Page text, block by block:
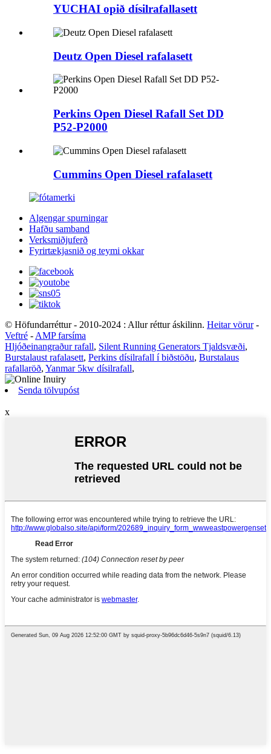
YUCHAI opið dísilrafallasett
Deutz Open Diesel rafalasett
Perkins Open Diesel Rafall Set DD
P52-P2000
Cummins Open Diesel rafalasett
Algengar spurningar
Hafðu samband
Verksmiðjuferð
Fyrirtækjasnið og teymi okkar
© Höfundarréttur - 2010-2024 : Allur réttur áskilinn. Heitar vörur-
Veftré - AMP farsíma
Hljóðeinangraður rafall, Silent Running Generators Tjaldsvæði,
Burstalaust rafalasett, Perkins dísilrafall í biðstöðu, Burstalaus
rafallaröð, Yanmar 5kw dísilrafall,
Senda tölvupóst
x